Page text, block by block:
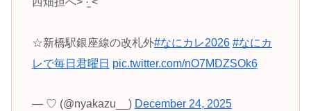
☆新橋駅銀座線の改札外#なにカレ2026 #なにカ
レで毎日君曜日 pic.twitter.com/nO7MDZSOk6
— ♡ (@nyakazu__) December 24, 2025